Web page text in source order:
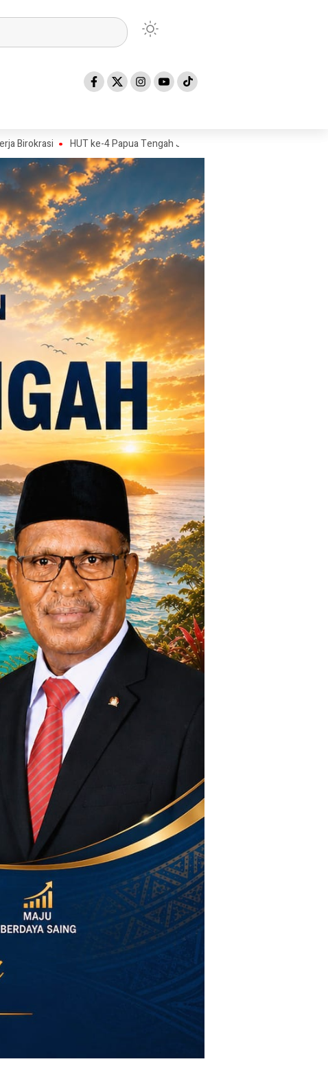
HUT ke-4 Papua Tengah Jadi Titik Awal Program BANGKIT untuk Generasi